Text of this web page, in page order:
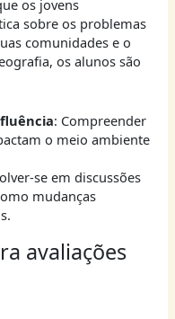
os jovens
sobre os problemas
comunidades e o
os alunos são
: Compreender
o meio ambiente
se em discussões
mudanças
avaliações